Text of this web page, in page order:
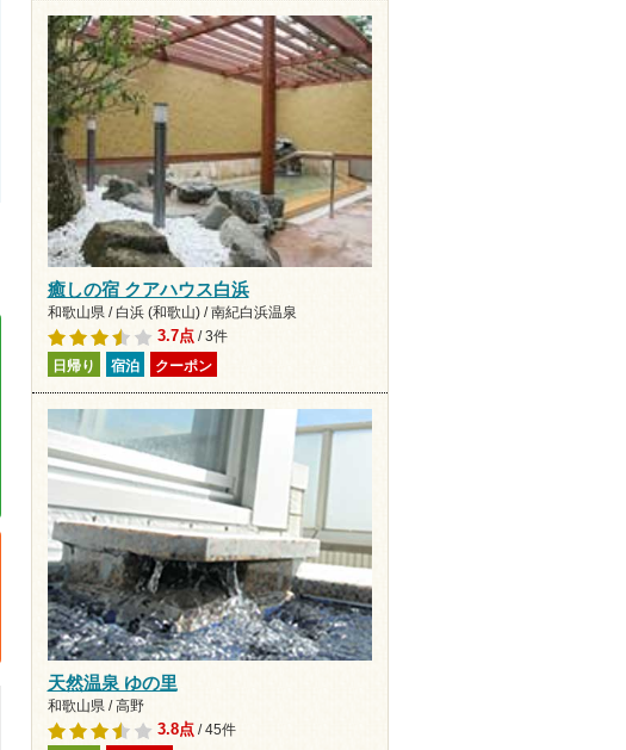
癒しの宿 クアハウス白浜
和歌山県 / 白浜 (和歌山) / 南紀白浜温泉
3.7点/ 3件
日帰り 宿泊 クーポン
天然温泉 ゆの里
和歌山県 / 高野
3.8点/ 45件